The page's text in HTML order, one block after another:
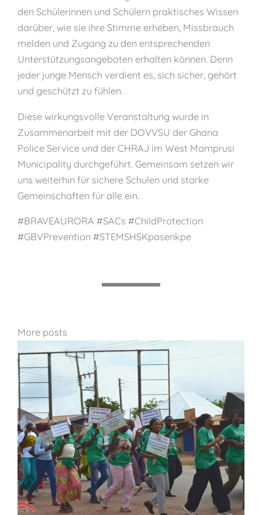
den Schülerinnen und Schülern praktisches Wissen
darüber, wie sie ihre Stimme erheben, Missbrauch
melden und Zugang zu den entsprechenden
Unterstützungsangeboten erhalten können. Denn
jeder junge Mensch verdient es, sich sicher, gehört
und geschützt zu fühlen.
Diese wirkungsvolle Veranstaltung wurde in
Zusammenarbeit mit der DOVVSU der Ghana
Police Service und der CHRAJ im West Mamprusi
Municipality durchgeführt. Gemeinsam setzen wir
uns weiterhin für sichere Schulen und starke
Gemeinschaften für alle ein.
#BRAVEAURORA #SACs #ChildProtection
#GBVPrevention #STEMSHSKpasenkpe
More posts